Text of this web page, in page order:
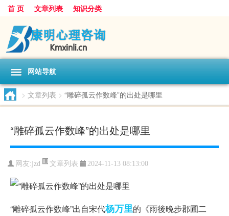
首 页 文章列表 知识分类
网站导航
> 文章列表 > “雕碎孤云作数峰”的出处是哪里
“雕碎孤云作数峰”的出处是哪里
网友:jzd 文章列表 2024-11-13 08:13:00
“雕碎孤云作数峰”出自宋代杨万里的《雨後晚步郡圃二